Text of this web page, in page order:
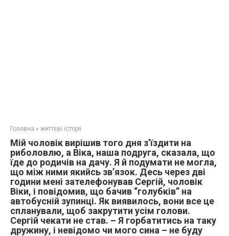
Головна » життєві історії
Мій чоловік вирішив того дня з’їздити на
риболовлю, а Віка, наша подруга, сказала, що
їде до родичів на дачу. Я й подумати не могла,
що між ними якийсь зв’язок. Десь через дві
години мені зателефонував Сергій, чоловік
Віки, і повідомив, що бачив “голубків” на
автобусній зупинці. Як виявилось, вони все це
спланували, щоб закрутити усім голови.
Сергій чекати не став. – Я горбатитись на таку
дружину, і невідомо чи мого сина – не буду